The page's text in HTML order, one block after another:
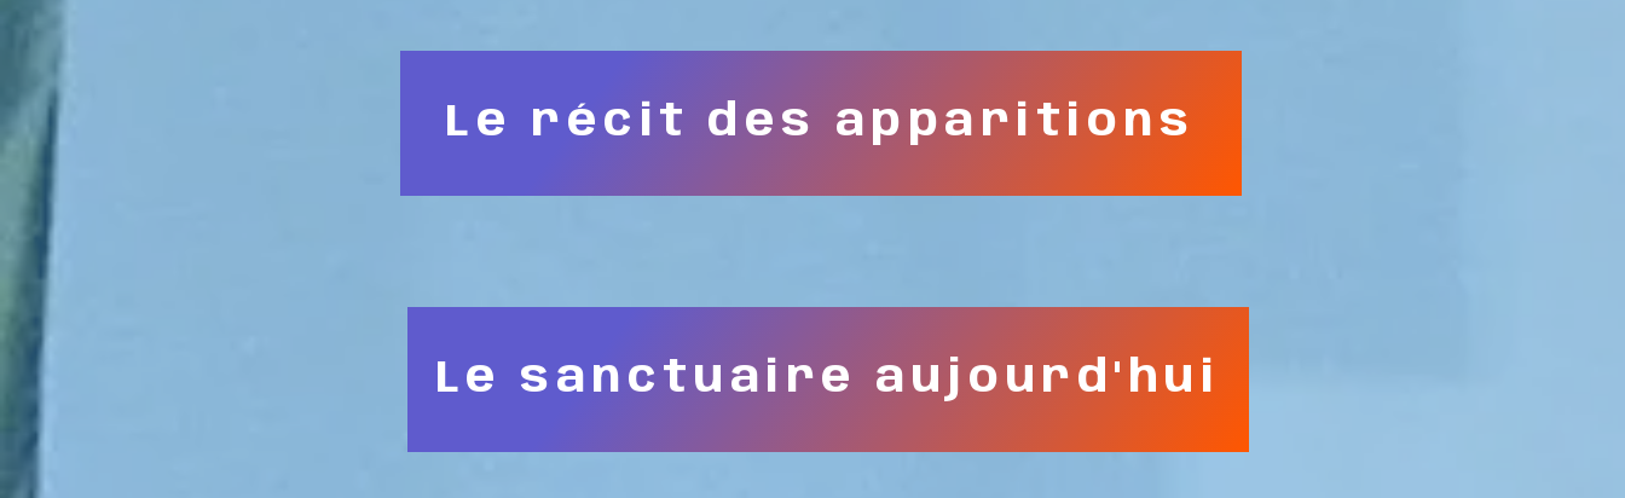
Le récit des apparitions
Le sanctuaire aujourd'hui